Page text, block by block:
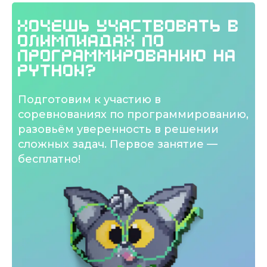
Хочешь участвовать в
олимпиадах по
программированию на
Python?
Подготовим к участию в
соревнованиях по программированию,
разовьём уверенность в решении
сложных задач. Первое занятие —
бесплатно!